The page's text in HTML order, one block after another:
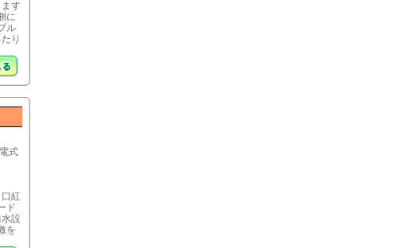
す
に
ル
り
式
紅
ド
設
を